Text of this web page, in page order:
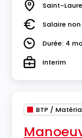
Lieu Saint-
Salaire
Salaire
DuréeDurée: 4
TypeInterim